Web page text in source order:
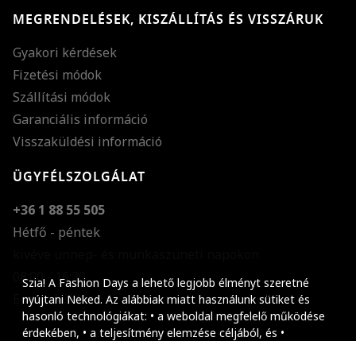
Szia! A Fashion Days a lehető legjobb élményt szeretné
nyújtani Neked. Az alábbiak miatt használunk sütiket és
hasonló technológiákat: • a weboldal megfelelő működése
érdekében, • a teljesítmény elemzése céljából, és •
MEGRENDELÉSEK, KISZÁLLÍTÁS ÉS VISSZÁRUK
Gyakori kérdések
Fizetési módok
Szállítási módok
Garanciális információ
Visszaküldési információ
ÜGYFÉLSZOLGÁLAT
+36 1 88 55 505
Hétfő - péntek
08:00 - 16:30
E-mail küldése
Szöveg méretének
Szóköz növelése